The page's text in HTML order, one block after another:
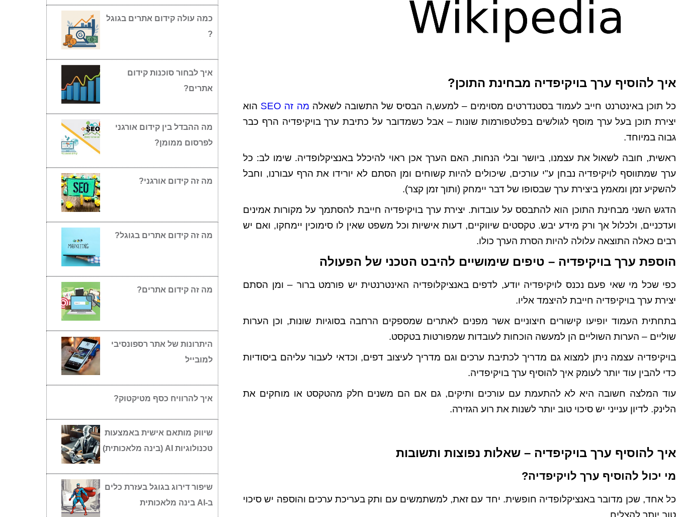
איך להוסיף ערך בויקיפדיה מבחינת התוכן?
כל תוכן באינטרנט חייב לעמוד בסטנדרטים מסוימים – למעש,ה הבסיס של התשובה לשאלה מה זה SEO
הוא
יצירת תוכן בעל ערך מוסף לגולשים בפלטפורמות שונות – אבל כשמדובר על כתיבת ערך בויקיפדיה הרף כבר
גבוה במיוחד.
ראשית, חובה לשאול את עצמנו, ביושר ובלי הנחות, האם הערך אכן ראוי להיכלל באנציקלופדיה. שימו לב: כל
ערך שמתווסף לויקיפדיה נבחן ע"י עורכים, שיכולים להיות קשוחים ומן הסתם לא יורידו את הרף עבורנו, וחבל
להשקיע זמן ומאמץ ביצירת ערך שבסופו של דבר יימחק (ותוך זמן קצר).
הדגש השני מבחינת התוכן הוא להתבסס על עובדות. יצירת ערך בויקיפדיה חייבת להסתמך על מקורות אמינים
ועדכניים, ולכלול אך ורק מידע יבש. טקסטים שיווקיים, דעות אישיות וכל משפט שאין לו סימוכין יימחקו, ואם יש
רבים כאלה התוצאה עלולה להיות הסרת הערך כולו.
הוספת ערך בויקיפדיה – טיפים שימושיים להיבט הטכני של הפעולה
כפי שכל מי שאי פעם נכנס לויקיפדיה יודע, לדפים באנציקלופדיה האינטרנטית יש פורמט ברור – ומן הסתם
יצירת ערך בויקיפדיה חייבת להיצמד אליו.
בתחתית העמוד יופיעו קישורים חיצוניים אשר מפנים לאתרים שמספקים הרחבה בסוגיות שונות, וכן הערות
שוליים – הערות השוליים הן למעשה הוכחות לעובדות שמפורטות בטקסט.
בויקיפדיה עצמה ניתן למצוא גם מדריך לכתיבת ערכים וגם מדריך לעיצוב דפים, וכדאי לעבור עליהם ביסודיות
כדי להבין עוד יותר לעומק איך להוסיף ערך בויקיפדיה.
עוד המלצה חשובה היא לא להתעמת עם עורכים ותיקים, גם אם הם משנים חלק מהטקסט או מוחקים את
הלינק. לדיון ענייני יש סיכוי טוב יותר לשנות את רוע הגזירה.
איך להוסיף ערך בויקיפדיה – שאלות נפוצות ותשובות
מי יכול להוסיף ערך לויקיפדיה?
כל אחד, שכן מדובר באנציקלופדיה חופשית. יחד עם זאת, למשתמשים עם ותק בעריכת ערכים והוספה יש סיכוי
טוב יותר להצליח.
כמה עולה קידום אתרים בגוגל
?
איך לבחור סוכנות קידום
אתרים?
מה ההבדל בין קידום אורגני
לפרסום ממומן?
מה זה קידום אורגני?
מה זה קידום אתרים בגוגל?
מה זה קידום אתרים?
היתרונות של אתר רספונסיבי
למובייל
איך להרוויח כסף מטיקטוק?
שיווק מותאם אישית באמצעות
טכנולוגיות AI (בינה מלאכותית)
שיפור דירוג בגוגל בעזרת כלים
ב-AI בינה מלאכותית